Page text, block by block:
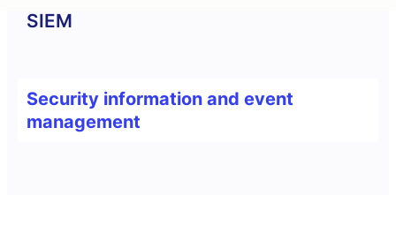
SIEM
Security information and event
management